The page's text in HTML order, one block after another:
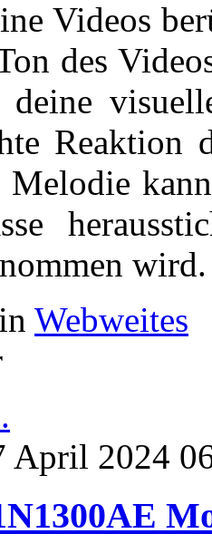
Videos
des
Reaktion
Webweites
April 2024